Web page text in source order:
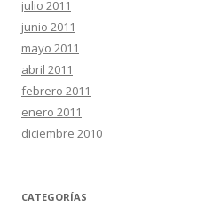
julio 2011
junio 2011
mayo 2011
abril 2011
febrero 2011
enero 2011
diciembre 2010
CATEGORÍAS